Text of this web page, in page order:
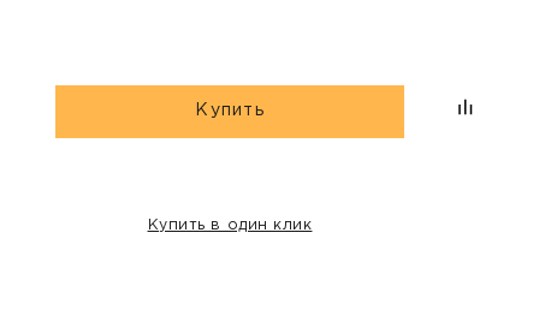
Купить
Купить в один клик